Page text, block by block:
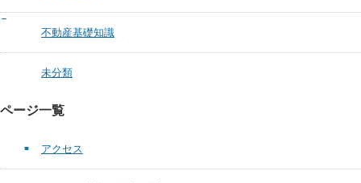
不動産基礎知識
未分類
ページ一覧
アクセス